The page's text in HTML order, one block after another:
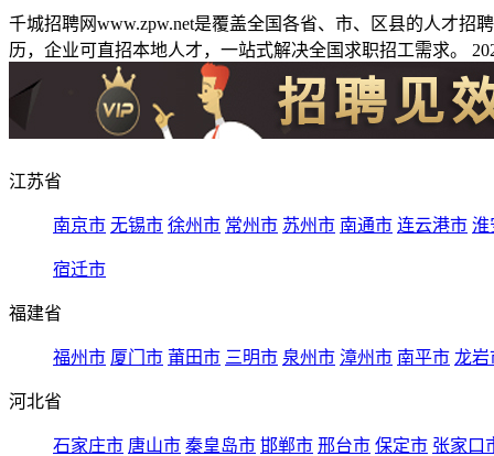
千城招聘网www.zpw.net是覆盖全国各省、市、区县的人才
历，企业可直招本地人才，一站式解决全国求职招工需求。
江苏省
南京市 无锡市 徐州市 常州市 苏州市 南通市 连云港市 淮
宿迁市
福建省
福州市 厦门市 莆田市 三明市 泉州市 漳州市 南平市 龙岩
河北省
石家庄市 唐山市 秦皇岛市 邯郸市 邢台市 保定市 张家口